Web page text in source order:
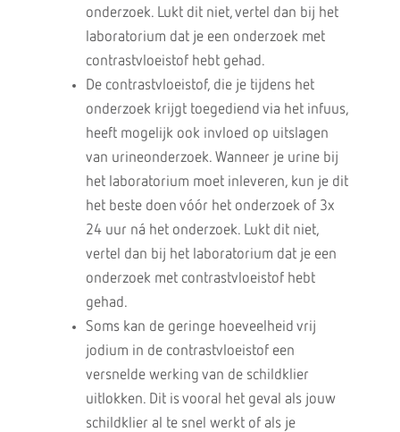
onderzoek. Lukt dit niet, vertel dan bij het
laboratorium dat je een onderzoek met
contrastvloeistof hebt gehad.
De contrastvloeistof, die je tijdens het
onderzoek krijgt toegediend via het infuus,
heeft mogelijk ook invloed op uitslagen
van urineonderzoek. Wanneer je urine bij
het laboratorium moet inleveren, kun je dit
het beste doen vóór het onderzoek of 3x
24 uur ná het onderzoek. Lukt dit niet,
vertel dan bij het laboratorium dat je een
onderzoek met contrastvloeistof hebt
gehad.
Soms kan de geringe hoeveelheid vrij
jodium in de contrastvloeistof een
versnelde werking van de schildklier
uitlokken. Dit is vooral het geval als jouw
schildklier al te snel werkt of als je